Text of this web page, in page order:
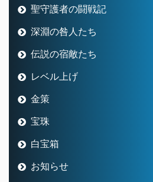
聖守護者の闘戦記
深淵の咎人たち
伝説の宿敵たち
レベル上げ
金策
宝珠
白宝箱
お知らせ